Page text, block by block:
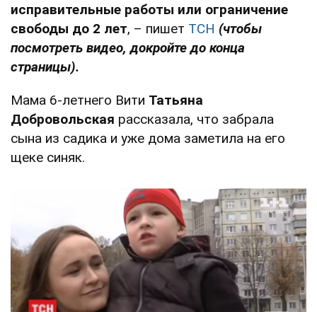
исправительные работы или ограничение
свободы до 2 лет, – пишет ТСН (чтобы
посмотреть видео, докройте до конца
страницы).
Мама 6-летнего Вити Татьяна
Добровольская рассказала, что забрала
сына из садика и уже дома заметила на его
щеке синяк.